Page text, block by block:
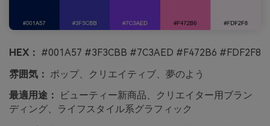
HEX： #001A57 #3F3CBB #7C3AED #F472B6 #FDF2F8
雰囲気： ポップ、クリエイティブ、夢のよう
最適用途：
ビューティー新商品、クリエイター用ブラン
ディング、ライフスタイル系グラフィック